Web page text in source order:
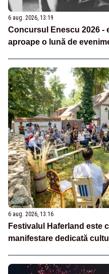
6 aug. 2026, 13:19
Concursul Enescu 2026 -
aproape o lună de
6 aug. 2026, 13:16
Festivalul Haferland este
manifestare dedicată